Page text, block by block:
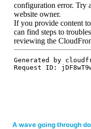
A wave going through